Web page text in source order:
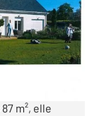
neuve clé
un cadre
m², elle